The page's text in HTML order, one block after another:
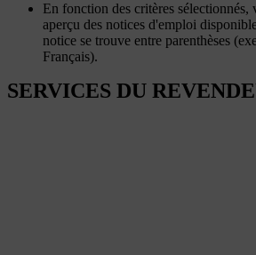
En fonction des critères sélectionnés,
aperçu des notices d'emploi
notice se trouve entre parenthèses
Français).
SERVICES DU